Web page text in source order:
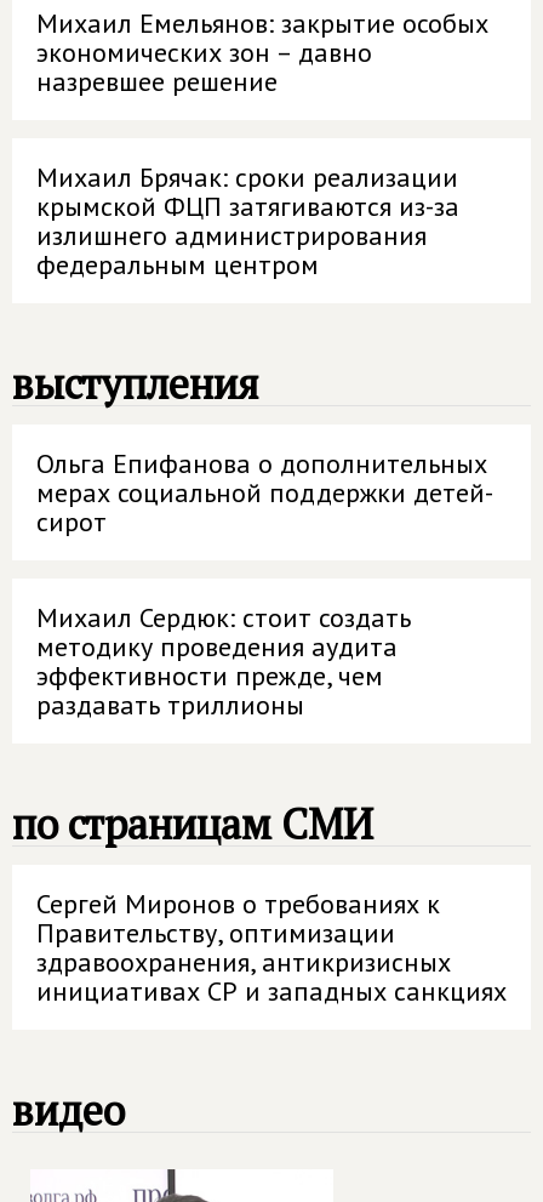
Михаил Емельянов: закрытие особых
экономических зон – давно
назревшее решение
Михаил Брячак: сроки реализации
крымской ФЦП затягиваются из-за
излишнего администрирования
федеральным центром
выступления
Ольга Епифанова о дополнительных
мерах социальной поддержки детей-
сирот
Михаил Сердюк: стоит создать
методику проведения аудита
эффективности прежде, чем
раздавать триллионы
по страницам СМИ
Сергей Миронов о требованиях к
Правительству, оптимизации
здравоохранения, антикризисных
инициативах СР и западных санкциях
видео